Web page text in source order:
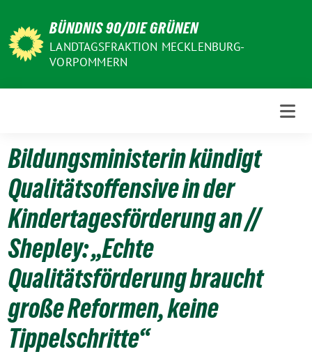
zum
Inhalt
BÜNDNIS 90/DIE GRÜNEN
LANDTAGSFRAKTION MECKLENBURG-
VORPOMMERN
Bildungsministerin kündigt
Qualitätsoffensive in der
Kindertagesförderung an //
Shepley: „Echte
Qualitätsförderung braucht
große Reformen, keine
Tippelschritte“